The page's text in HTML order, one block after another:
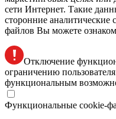
сети Интернет. Такие
сторонние
файлов Вы можете
Отключение
ограничению
функциональным
Функциональные cookie-